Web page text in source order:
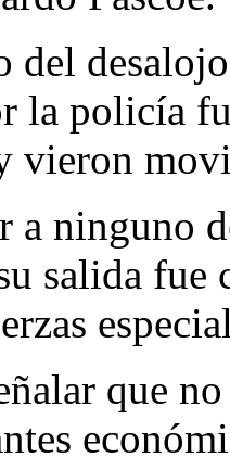
del
la policía
vieron
a ninguno
salida
que